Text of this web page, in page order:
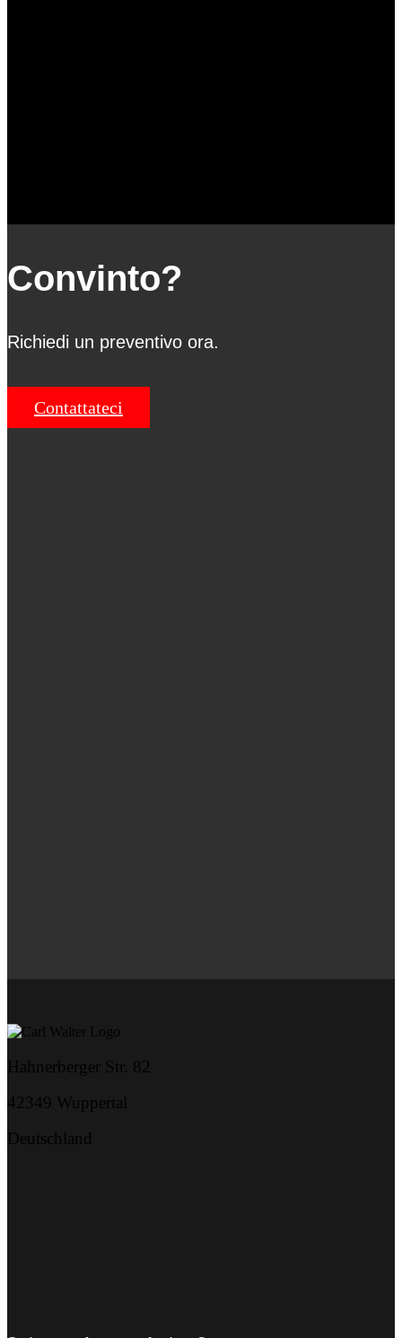
Convinto?
Richiedi un preventivo ora.
Contattateci
Hahnerberger Str. 82
42349 Wuppertal
Deutschland